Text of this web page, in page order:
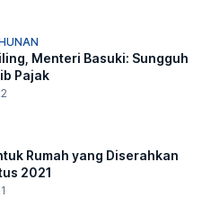
Menteri Basuki: Sungguh
Pajak
Rumah yang Diserahkan
2021